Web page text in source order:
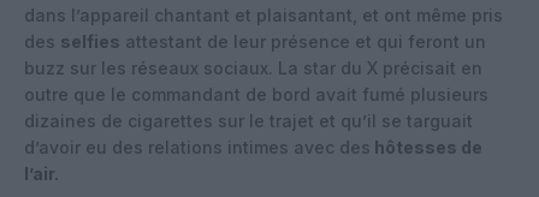
dans l’appareil chantant et plaisantant, et ont même pris
des selfies attestant de leur présence et qui feront un
buzz sur les réseaux sociaux. La star du X précisait en
outre que le commandant de bord avait fumé plusieurs
dizaines de cigarettes sur le trajet et qu’il se targuait
d’avoir eu des relations intimes avec des hôtesses de
l’air.